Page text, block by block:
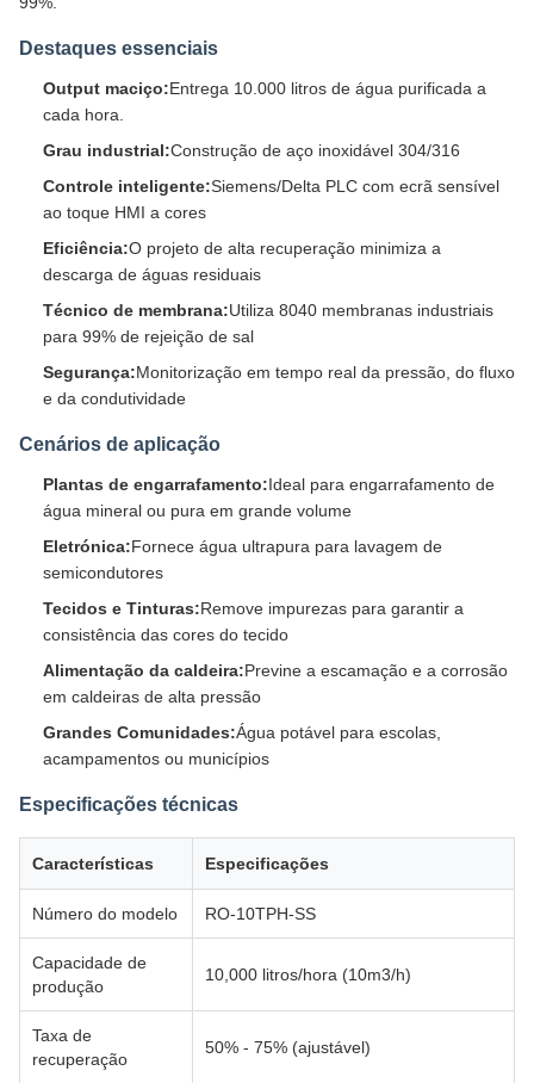
Destaques essenciais
Output maciço:Entrega 10.000 litros de água purificada a
cada hora.
Grau industrial:Construção de aço inoxidável 304/316
Controle inteligente:Siemens/Delta PLC com ecrã sensível
ao toque HMI a cores
Eficiência:O projeto de alta recuperação minimiza a
descarga de águas residuais
Técnico de membrana:Utiliza 8040 membranas industriais
para 99% de rejeição de sal
Segurança:Monitorização em tempo real da pressão, do fluxo
e da condutividade
Cenários de aplicação
Plantas de engarrafamento:Ideal para engarrafamento de
água mineral ou pura em grande volume
Eletrónica:Fornece água ultrapura para lavagem de
semicondutores
Tecidos e Tinturas:Remove impurezas para garantir a
consistência das cores do tecido
Alimentação da caldeira:Previne a escamação e a corrosão
em caldeiras de alta pressão
Grandes Comunidades:Água potável para escolas,
acampamentos ou municípios
Especificações técnicas
Características Especificações
Número do modelo RO-10TPH-SS
Capacidade de
produção
10,000 litros/hora (10m3/h)
Taxa de
recuperação
50% - 75% (ajustável)